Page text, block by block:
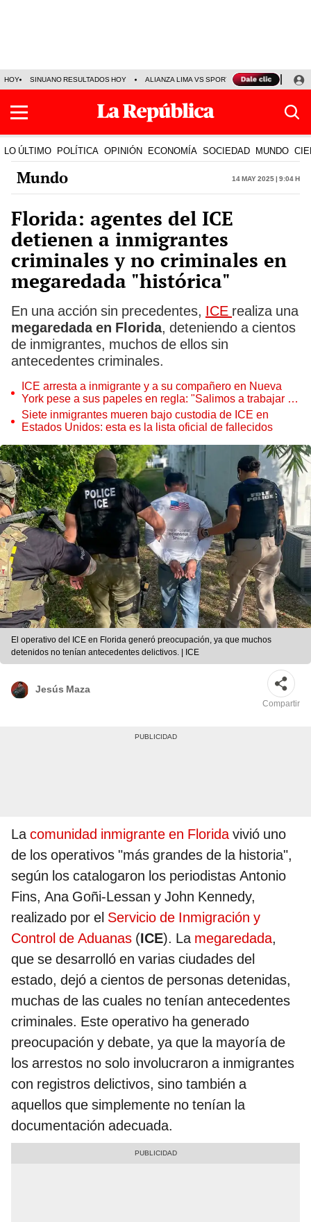
HOY SINUANO RESULTADOS HOY ALIANZA LIMA VS SPORT BOYS JORGE
LO ÚLTIMO POLÍTICA OPINIÓN ECONOMÍA SOCIEDAD MUNDO
Mundo 14 May 2025 | 9:04 h
Florida: agentes del ICE
detienen a inmigrantes
criminales y no criminales en
megaredada "histórica"
En una acción sin precedentes, ICE realiza una
megaredada en Florida, deteniendo a cientos
de inmigrantes, muchos de ellos sin
antecedentes criminales.
ICE arresta a inmigrante y a su compañero en Nueva
York pese a sus papeles en regla: "Salimos a trabajar y
nos pillaron sin más"
Siete inmigrantes mueren bajo custodia de ICE en
Estados Unidos: esta es la lista oficial de fallecidos
El operativo del ICE en Florida generó preocupación, ya que muchos
detenidos no tenían antecedentes delictivos. | ICE
Jesús Maza
Compartir
Lacomunidad inmigrante en Floridavivió uno
de los operativos "más grandes de la historia",
según los catalogaron los periodistas Antonio
Fins, Ana Goñi-Lessan y John Kennedy,
realizado por el Servicio de Inmigración y
Control de Aduanas (ICE). La megaredada,
que se desarrolló en varias ciudades del
estado, dejó a cientos de personas detenidas,
muchas de las cuales no tenían antecedentes
criminales. Este operativo ha generado
preocupación y debate, ya que la mayoría de
los arrestos no solo involucraron a inmigrantes
con registros delictivos, sino también a
aquellos que simplemente no tenían la
documentación adecuada.